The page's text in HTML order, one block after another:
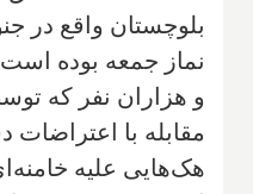
بلوچستان واقع در
نماز جمعه بوده
و هزاران نفر که
مقابله با اعتراضات
هک‌هایی علیه